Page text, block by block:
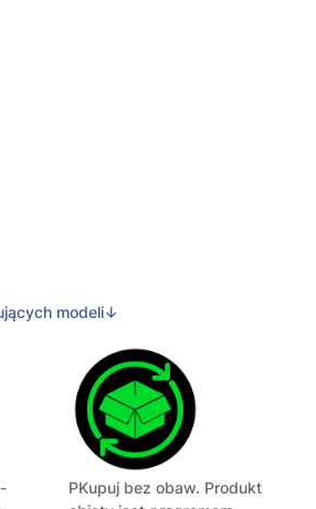
modeli↓
PKupuj bez obaw. Produkt